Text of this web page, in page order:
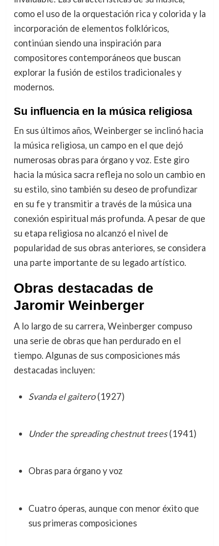
como el uso de la orquestación rica y colorida y la
incorporación de elementos folklóricos,
continúan siendo una inspiración para
compositores contemporáneos que buscan
explorar la fusión de estilos tradicionales y
modernos.
Su influencia en la música religiosa
En sus últimos años, Weinberger se inclinó hacia
la música religiosa, un campo en el que dejó
numerosas obras para órgano y voz. Este giro
hacia la música sacra refleja no solo un cambio en
su estilo, sino también su deseo de profundizar
en su fe y transmitir a través de la música una
conexión espiritual más profunda. A pesar de que
su etapa religiosa no alcanzó el nivel de
popularidad de sus obras anteriores, se considera
una parte importante de su legado artístico.
Obras destacadas de
Jaromir Weinberger
A lo largo de su carrera, Weinberger compuso
una serie de obras que han perdurado en el
tiempo. Algunas de sus composiciones más
destacadas incluyen:
Svanda el gaitero(1927)
Under the spreading chestnut trees(1941)
Obras para órgano y voz
Cuatro óperas, aunque con menor éxito que
sus primeras composiciones